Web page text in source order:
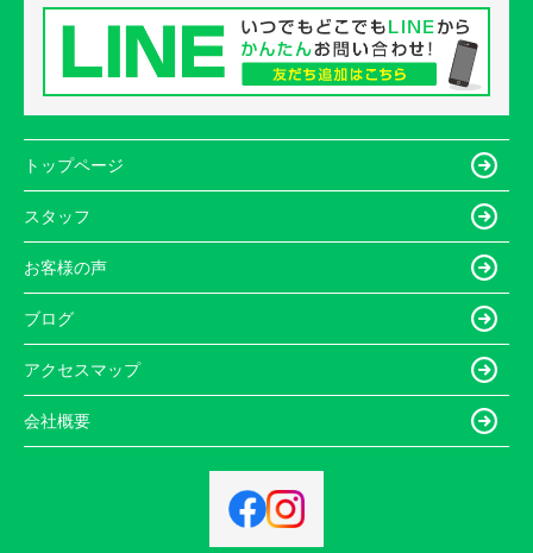
トップページ
スタッフ
お客様の声
ブログ
アクセスマップ
会社概要